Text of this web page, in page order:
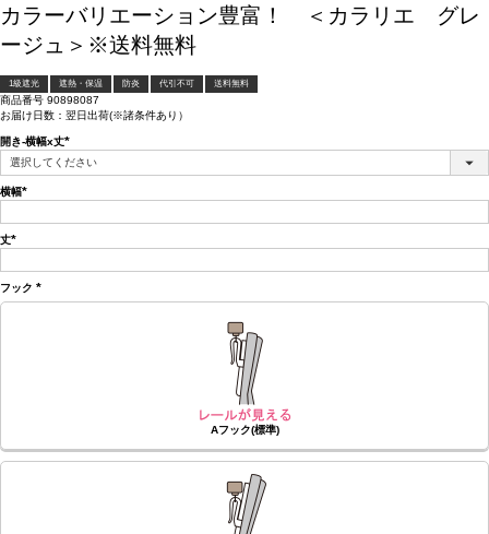
カラーバリエーション豊富！ ＜カラリエ グレ
ージュ＞※送料無料
1級遮光 遮熱・保温 防炎 代引不可 送料無料
商品番号 90898087
お届け日数：翌日出荷(※諸条件あり）
開き-横幅x丈
(必
須)
横幅
須)
丈
須)
フック
(必
Aフック(標準)